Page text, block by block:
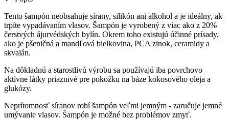
Tento šampón neobsahuje sírany, silikón ani alkohol a je ideálny, ak
trpíte vypadávaním vlasov. Šampón je vyrobený z viac ako z 20%
čerstvých ájurvédských bylín. Okrem toho existujú účinné prísady,
ako je pšeničná a mandľová bielkovina, PCA zinok, ceramidy a
skvalán.
Na dôkladnú a starostlivú výrobu sa používajú iba povrchovo
aktívne látky priaznivé pre pokožku na báze kokosového oleja a
glukózy.
Neprítomnosť síranov robí šampón veľmi jemným - zaručuje jemné
umývanie vlasov. Šampón je možné bez problémov zmyť.